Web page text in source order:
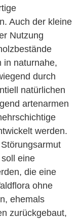
Auch der kleine
Nutzung
in naturnahe,
durch
natürlichen
artenarmen
werden.
eine
die eine
ohne
ehemals
zurückgebaut,